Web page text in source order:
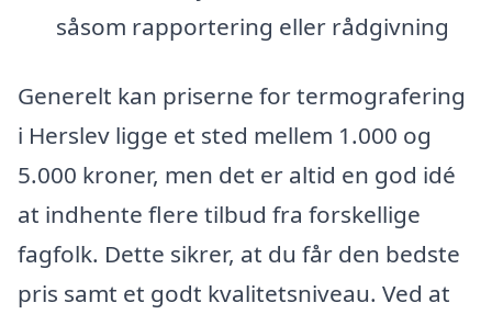
såsom rapportering eller rådgivning
Generelt kan priserne for termografering
i Herslev ligge et sted mellem 1.000 og
5.000 kroner, men det er altid en god idé
at indhente flere tilbud fra forskellige
fagfolk. Dette sikrer, at du får den bedste
pris samt et godt kvalitetsniveau. Ved at